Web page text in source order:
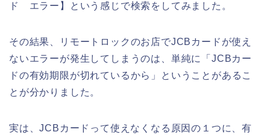
ド エラー】という感じで検索をしてみました。
その結果、リモートロックのお店でJCBカードが使え
ないエラーが発生してしまうのは、単純に「JCBカー
ドの有効期限が切れているから」ということがあるこ
とが分かりました。
実は、JCBカードって使えなくなる原因の１つに、有